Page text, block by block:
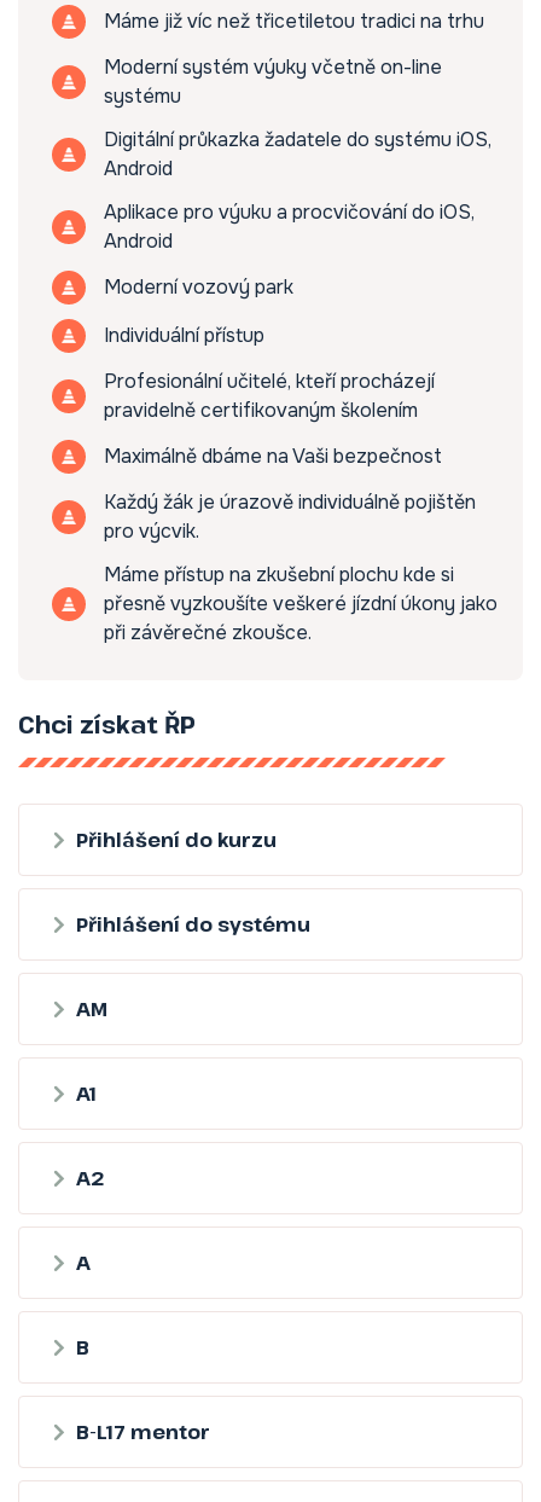
Chci získat ŘP
Přihlášení do kurzu
Přihlášení do systému
AM
A1
A2
A
B
B-L17 mentor
Máme již víc než třicetiletou tradici na trhu
Moderní systém výuky včetně on-line
systému
Digitální průkazka žadatele do systému iOS,
Android
Aplikace pro výuku a procvičování do iOS,
Android
Moderní vozový park
Individuální přístup
Profesionální učitelé, kteří procházejí
pravidelně certifikovaným školením
Maximálně dbáme na Vaši bezpečnost
Každý žák je úrazově individuálně pojištěn
pro výcvik.
Máme přístup na zkušební plochu kde si
přesně vyzkoušíte veškeré jízdní úkony jako
při závěrečné zkoušce.